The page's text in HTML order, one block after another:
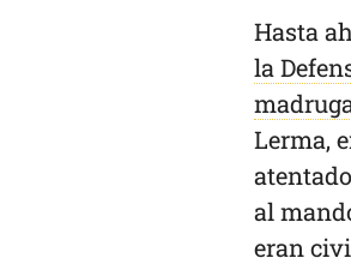
Hasta
la
Lerma,
al
eran